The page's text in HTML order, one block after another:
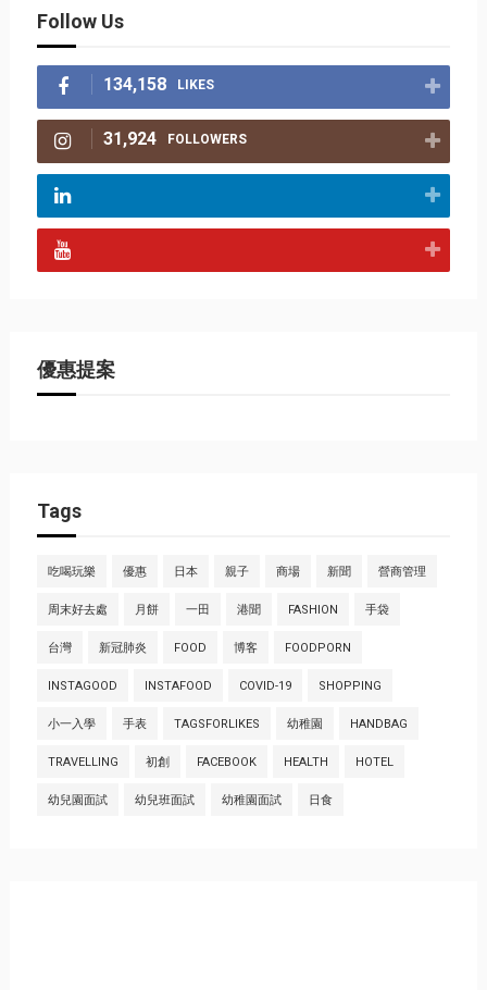
Follow Us
134,158 LIKES
31,924 FOLLOWERS
優惠提案
Tags
吃喝玩樂 優惠 日本 親子 商場 新聞 營商管理
周末好去處 月餅 一田 港聞 FASHION 手袋
台灣 新冠肺炎 FOOD 博客 FOODPORN
INSTAGOOD INSTAFOOD COVID-19 SHOPPING
小一入學 手表 TAGSFORLIKES 幼稚園 HANDBAG
TRAVELLING 初創 FACEBOOK HEALTH HOTEL
幼兒園面試 幼兒班面試 幼稚園面試 日食